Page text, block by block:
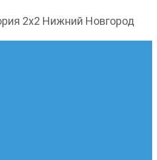
2х2 Нижний Новгород